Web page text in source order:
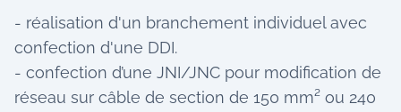
- réalisation d'un branchement individuel avec
confection d'une DDI.
- confection d’une JNI/JNC pour modification de
réseau sur câble de section de 150 mm² ou 240